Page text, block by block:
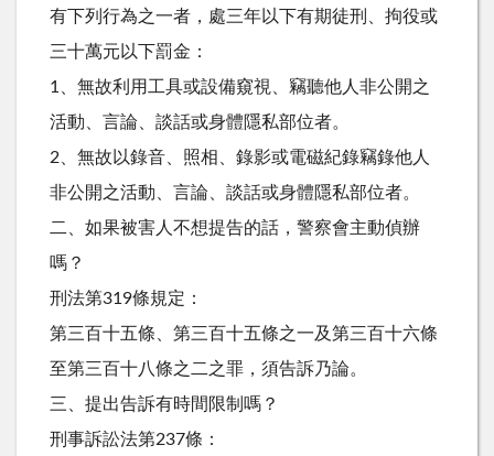
有下列行為之一者，處三年以下有期徒刑、拘役或
三十萬元以下罰金：
1、無故利用工具或設備窺視、竊聽他人非公開之
活動、言論、談話或身體隱私部位者。
2、無故以錄音、照相、錄影或電磁紀錄竊錄他人
非公開之活動、言論、談話或身體隱私部位者。
二、如果被害人不想提告的話，警察會主動偵辦
嗎？
刑法第319條規定：
第三百十五條、第三百十五條之一及第三百十六條
至第三百十八條之二之罪，須告訴乃論。
三、提出告訴有時間限制嗎？
刑事訴訟法第237條：